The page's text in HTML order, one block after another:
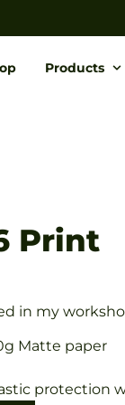
Products
Print
in my
Matte paper
protection